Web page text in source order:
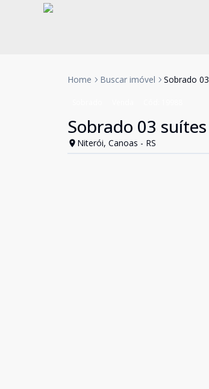
Home Buscar imóvel Sobrado
Sobrado 03
Niterói, Canoas - RS